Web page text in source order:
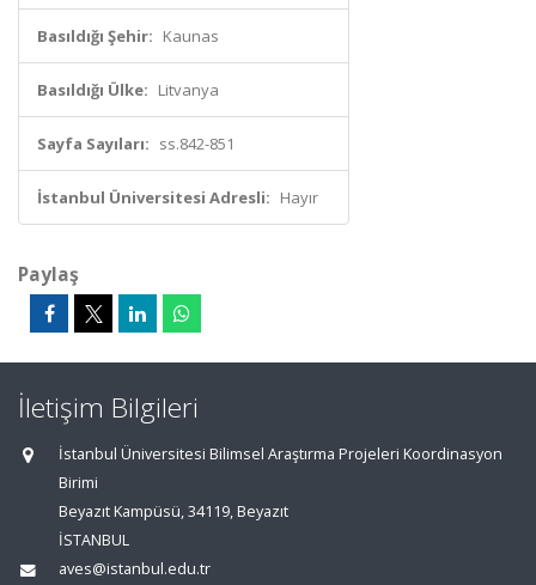
Basıldığı Şehir: Kaunas
Basıldığı Ülke: Litvanya
Sayfa Sayıları: ss.842-851
İstanbul Üniversitesi Adresli: Hayır
Paylaş
İletişim Bilgileri
İstanbul Üniversitesi Bilimsel Araştırma Projeleri Koordinasyon
Birimi
Beyazıt Kampüsü, 34119, Beyazıt
İSTANBUL
aves@istanbul.edu.tr